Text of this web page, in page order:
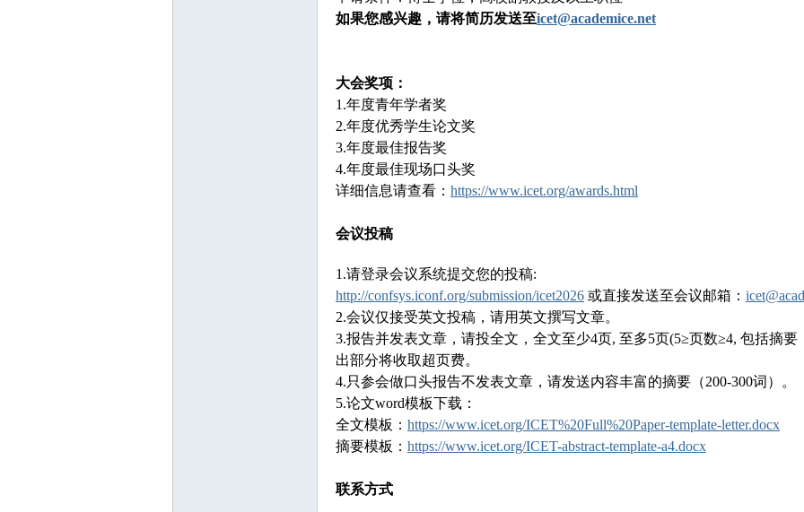
如果您感兴趣，请将简历发送至icet@academice.net
大会奖项：
1.年度青年学者奖
2.年度优秀学生论文奖
3.年度最佳报告奖
4.年度最佳现场口头奖
详细信息请查看： https://www.icet.org/awards.html
会议投稿
1.请登录会议系统提交您的投稿:
http://confsys.iconf.org/submission/icet2026 或直接发送至会议邮箱：
2.会议仅接受英文投稿，请用英文撰写文章。
3.报告并发表文章，请投全文，全文至少4页, 至多5页(5≥页数≥4, 包括摘
出部分将收取超页费。
4.只参会做口头报告不发表文章，请发送内容丰富的摘要（200-300词）。
5.论文word模板下载：
全文模板： https://www.icet.org/ICET%20Full%20Paper-template-letter.docx
摘要模板： https://www.icet.org/ICET-abstract-template-a4.docx
联系方式